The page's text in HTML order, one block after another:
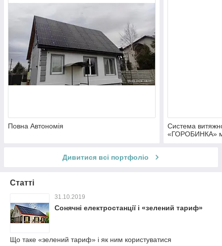
Повна Автономія
Система
«ГОРОБИНКА»
Дивитися всі портфоліо
Статті
31.10.2019
Сонячні електростанції і «зелений тариф»
Що таке «зелений тариф» і як ним користуватися